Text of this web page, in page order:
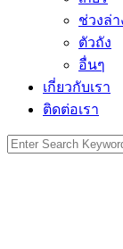
ช่วงล่า
ตัวถัง
อื่นๆ
เกี่ยวกับเรา
ติดต่อเรา
Search
for: